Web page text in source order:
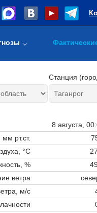
Станция
8 августа,
мм рт.ст.
°C
%
ветра
м/с